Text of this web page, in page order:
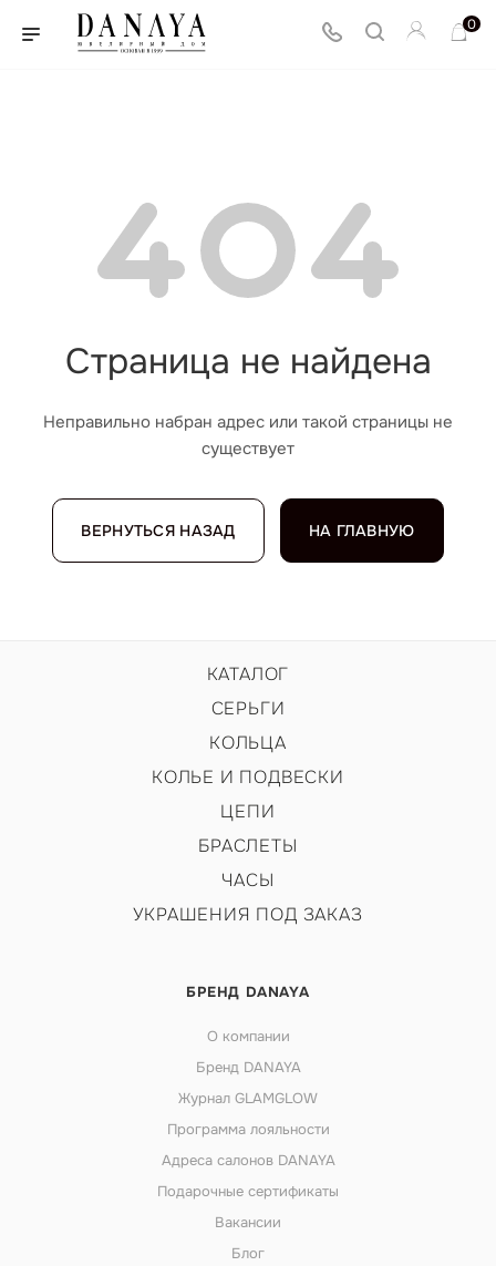
0
Страница не найдена
Неправильно набран адрес или такой страницы не
существует
ВЕРНУТЬСЯ НАЗАД НА ГЛАВНУЮ
КАТАЛОГ
СЕРЬГИ
КОЛЬЦА
КОЛЬЕ И ПОДВЕСКИ
ЦЕПИ
БРАСЛЕТЫ
ЧАСЫ
УКРАШЕНИЯ ПОД ЗАКАЗ
БРЕНД DANAYA
О компании
Бренд DANAYA
Журнал GLAMGLOW
Программа лояльности
Адреса салонов DANAYA
Подарочные сертификаты
Вакансии
Блог